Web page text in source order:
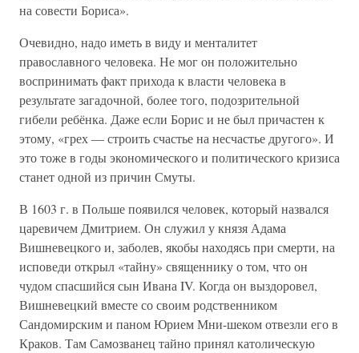
на совести Бориса».
Очевидно, надо иметь в виду и менталитет
православного человека. Не мог он положительно
воспринимать факт прихода к власти человека в
результате загадочной, более того, подозрительной
гибели ребёнка. Даже если Борис и не был причастен к
этому, «грех — строить счастье на несчастье другого». И
это тоже в годы экономического и политического кризиса
станет одной из причин Смуты.
В 1603 г. в Польше появился человек, который назвался
царевичем Дмитрием. Он служил у князя Адама
Вишневецкого и, заболев, якобы находясь при смерти, на
исповеди открыл «тайну» священнику о том, что он
чудом спасшийся сын Ивана IV. Когда он выздоровел,
Вишневецкий вместе со своим родственником
Сандомирским и паном Юрием Мни-шеком отвезли его в
Краков. Там Самозванец тайно принял католическую